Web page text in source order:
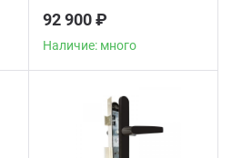
92 900 ₽
Наличие: много